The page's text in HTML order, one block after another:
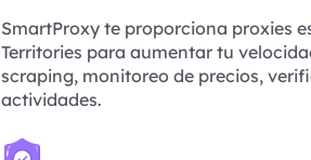
SmartProxy te proporciona proxies
Territories para aumentar tu
scraping, monitoreo de precios,
actividades.